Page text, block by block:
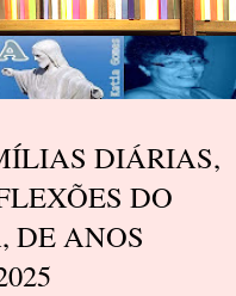
DIÁRIAS,
DO
DE ANOS